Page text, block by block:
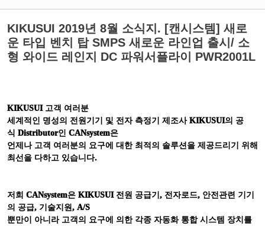
KIKUSUI 2019년 8월 소식지. [캔시스템] 새로
운 타입 벤치 탑 SMPS 새로운 라인업 출시/ 소
형 와이드 레인지 DC 파워서플라이 PWR2001L
KIKUSUI 고객 여러분
세계적인 명성의 전원기기 및 전자 측정기 제조사KIKUSUI의 공
식 Distributor인 CANsystem은
언제나 고객 여러분의 요구에 대한 최적의 솔루션을 제공드리기 위해
최선을 다하고 있습니다.
저희 CANsystem은 KIKUSUI 전원 공급기 , 전자로드, 안전관련 기기
의 공급, 기술지원 , A/S
뿐만이 아니라 고객의 요구에 의한 각종 자동화 통합 시스템 장치를